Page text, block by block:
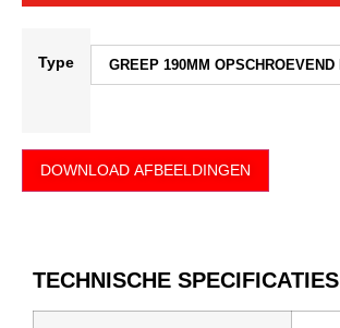
Type
DOWNLOAD AFBEELDINGEN
TECHNISCHE SPECIFICATIES